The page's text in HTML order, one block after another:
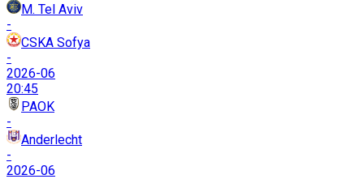
M. Tel Aviv
-
CSKA Sofya
-
2026-06
20:45
PAOK
-
Anderlecht
-
2026-06